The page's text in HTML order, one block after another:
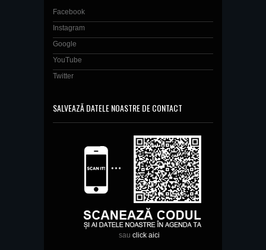
Facebook
Instagram
Google
YouTube
Twitter
SALVEAZĂ DATELE NOASTRE DE CONTACT
sau click aici